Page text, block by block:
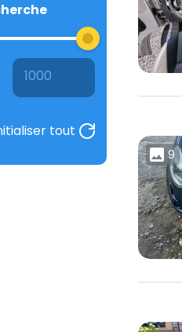
1000
tout
9